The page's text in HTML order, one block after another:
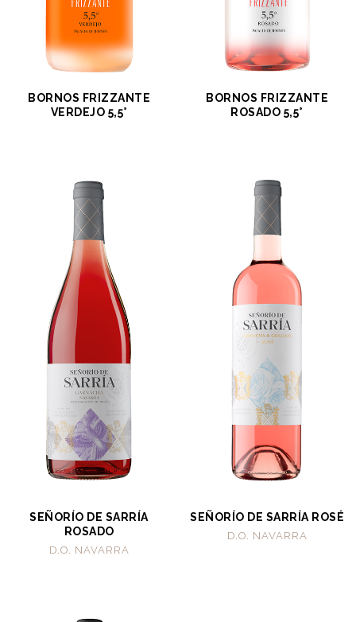
BORNOS FRIZZANTE
VERDEJO 5,5°
BORNOS FRIZZANTE
ROSADO 5,5°
SEÑORÍO DE SARRÍA
ROSADO
D.O. NAVARRA
SEÑORÍO DE SARRÍA ROSÉ
D.O. NAVARRA